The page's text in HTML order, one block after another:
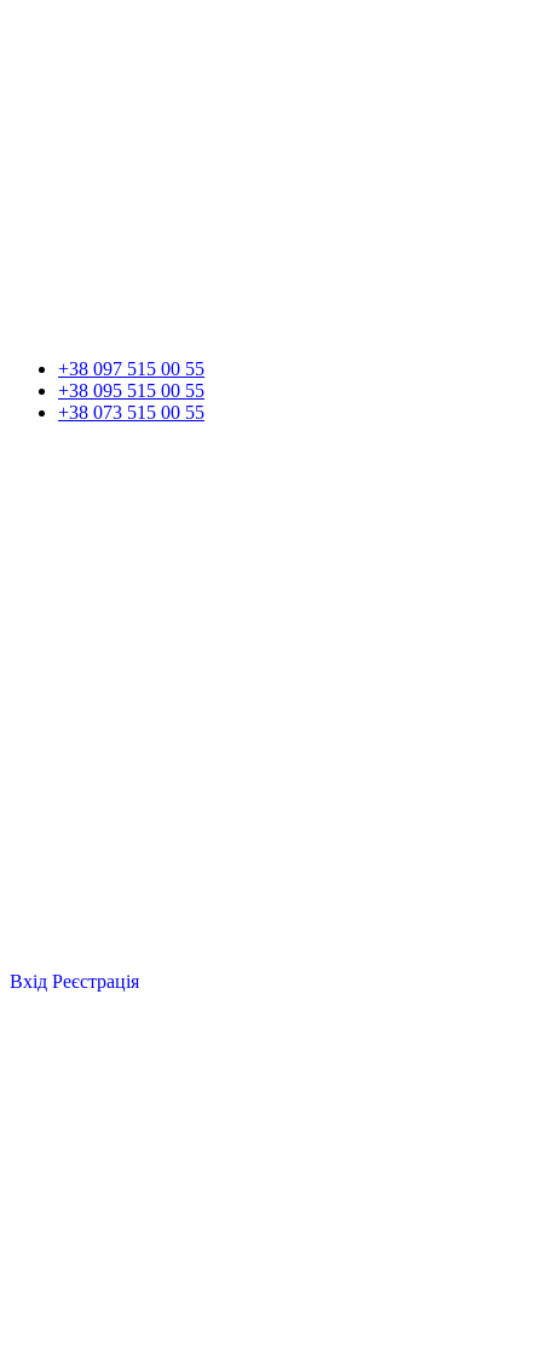
+38 097 515 00 55
+38 095 515 00 55
+38 073 515 00 55
Вхід Реєстрація